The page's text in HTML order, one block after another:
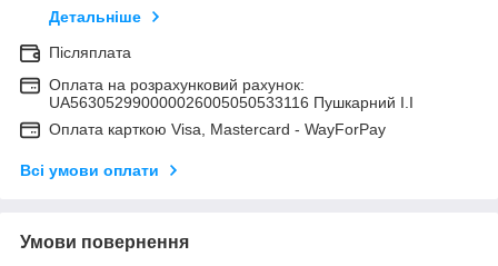
Детальніше
Післяплата
Оплата на розрахунковий рахунок:
UA563052990000026005050533116 Пушкарний І.І
Оплата карткою Visa, Mastercard - WayForPay
Всі умови оплати
Умови повернення